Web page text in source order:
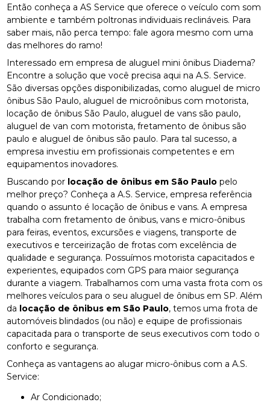
Então conheça a AS Service que oferece o veículo com som
ambiente e também poltronas individuais reclináveis. Para
saber mais, não perca tempo: fale agora mesmo com uma
das melhores do ramo!
Interessado em empresa de aluguel mini ônibus Diadema?
Encontre a solução que você precisa aqui na A.S. Service.
São diversas opções disponibilizadas, como aluguel de micro
ônibus São Paulo, aluguel de microônibus com motorista,
locação de ônibus São Paulo, aluguel de vans são paulo,
aluguel de van com motorista, fretamento de ônibus são
paulo e aluguel de ônibus são paulo. Para tal sucesso, a
empresa investiu em profissionais competentes e em
equipamentos inovadores.
Buscando por locação de ônibus em São Paulo pelo
melhor preço? Conheça a A.S. Service, empresa referência
quando o assunto é locação de ônibus e vans. A empresa
trabalha com fretamento de ônibus, vans e micro-ônibus
para feiras, eventos, excursões e viagens, transporte de
executivos e terceirização de frotas com excelência de
qualidade e segurança. Possuímos motorista capacitados e
experientes, equipados com GPS para maior segurança
durante a viagem. Trabalhamos com uma vasta frota com os
melhores veículos para o seu aluguel de ônibus em SP. Além
da locação de ônibus em São Paulo, temos uma frota de
automóveis blindados (ou não) e equipe de profissionais
capacitada para o transporte de seus executivos com todo o
conforto e segurança.
Conheça as vantagens ao alugar micro-ônibus com a A.S.
Service:
Ar Condicionado;